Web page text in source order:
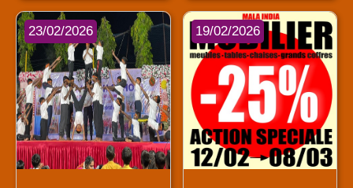
23/02/2026 19/02/2026